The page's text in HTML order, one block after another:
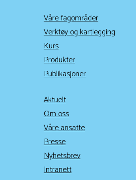
Våre fagområder
Verktøy og kartlegging
Kurs
Produkter
Publikasjoner
Aktuelt
Om oss
Våre ansatte
Presse
Nyhetsbrev
Intranett